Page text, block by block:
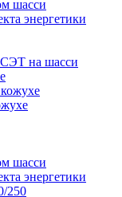
шасси
энергетики
на шасси
шасси
энергетики
250